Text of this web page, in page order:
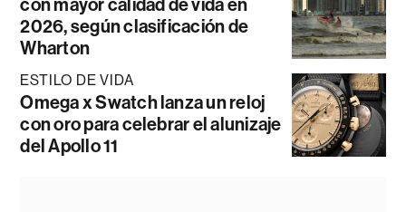
con mayor calidad de vida en
2026, según clasificación de
Wharton
ESTILO DE VIDA
Omega x Swatch lanza un reloj
con oro para celebrar el alunizaje
del Apollo 11